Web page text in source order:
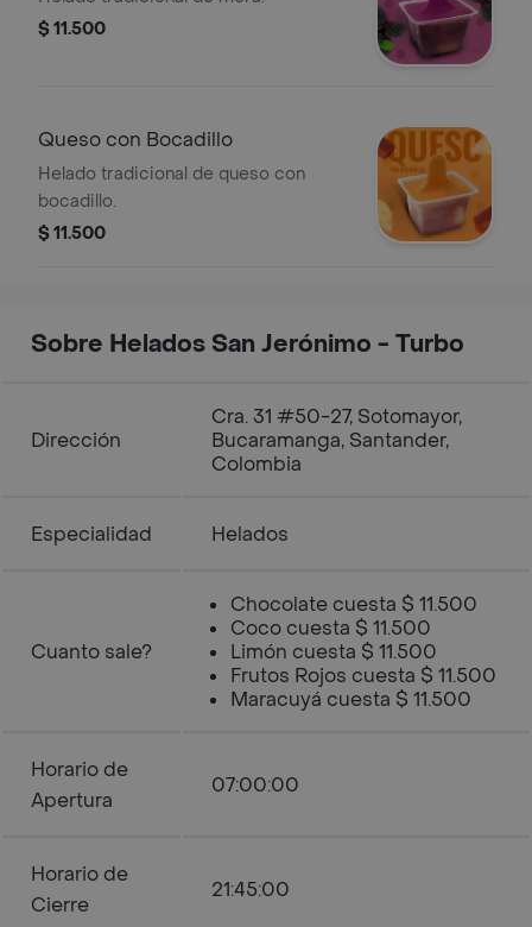
$ 11.500
Queso con Bocadillo
Helado tradicional de queso con
bocadillo.
$ 11.500
Sobre Helados San Jerónimo - Turbo
Dirección
Cra. 31 #50-27, Sotomayor,
Bucaramanga, Santander,
Colombia
Especialidad Helados
Cuanto sale?
Chocolate cuesta $ 11.500
Coco cuesta $ 11.500
Limón cuesta $ 11.500
Frutos Rojos cuesta $ 11.500
Maracuyá cuesta $ 11.500
Horario de
Apertura
07:00:00
Horario de
Cierre
21:45:00